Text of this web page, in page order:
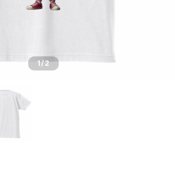
1/2